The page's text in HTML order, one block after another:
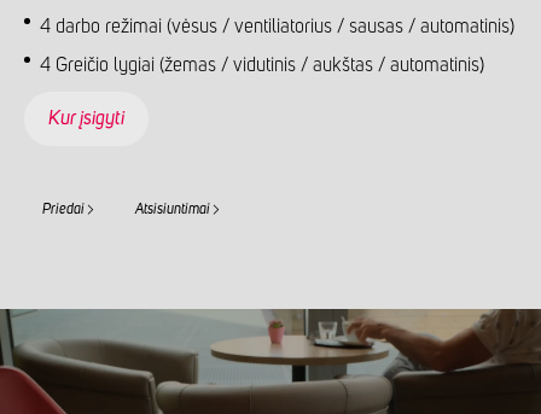
4 darbo režimai (vėsus / ventiliatorius / sausas / automatinis)
4 Greičio lygiai (žemas / vidutinis / aukštas / automatinis)
Kur įsigyti
Priedai Atsisiuntimai